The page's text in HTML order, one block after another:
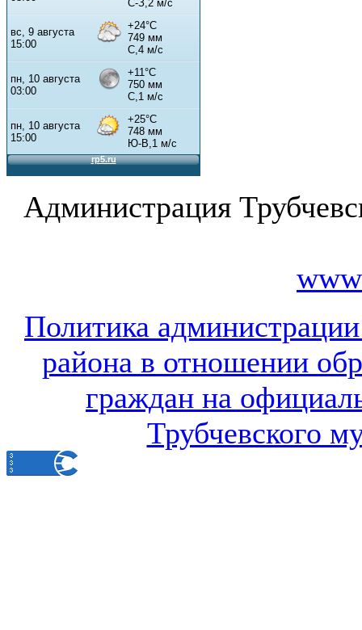
Администрация
Политика
района в отношении
граждан на
Трубчевского